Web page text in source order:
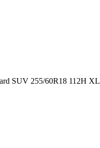
SUV 255/60R18 112H XL